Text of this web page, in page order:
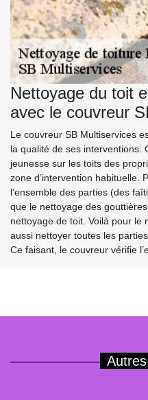
Nettoyage du toit
avec le couvreur
Le couvreur SB Multiservices
la qualité de ses interventions.
jeunesse sur les toits des
zone d’intervention habituelle.
l’ensemble des parties (des
que le nettoyage des
nettoyage de toit. Voilà pour le
aussi nettoyer toutes les
Ce faisant, le couvreur vérifie